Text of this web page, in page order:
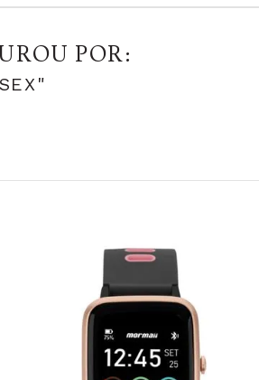
POR: